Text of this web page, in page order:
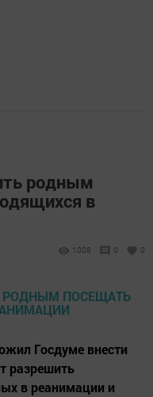
родным
в
1008 0 0
Госдуме внести
разрешить
в реанимации и